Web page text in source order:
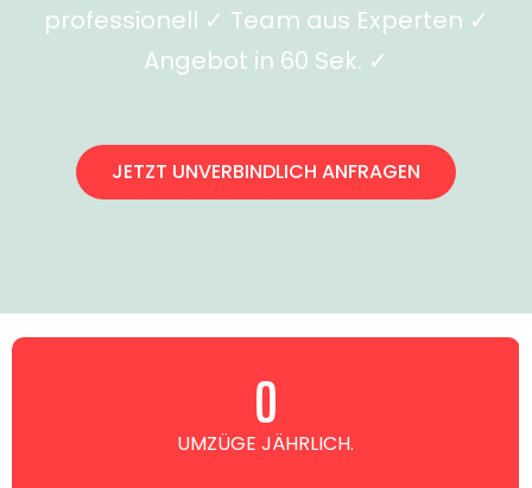
professionell ✓ Team aus Experten ✓
Angebot in 60 Sek. ✓
JETZT UNVERBINDLICH ANFRAGEN
UMZÜGE JÄHRLICH.
0